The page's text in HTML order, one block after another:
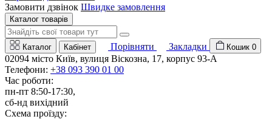
Замовити дзвінок Швидке замовлення
Каталог товарів
Каталог Кабінет Порівняти Закладки Кошик 0
02094 місто Київ, вулиця Віскозна, 17, корпус 93-А
Телефони: +38 093 390 01 00
Час роботи:
пн-пт 8:50-17:30,
сб-нд вихідний
Схема проїзду: